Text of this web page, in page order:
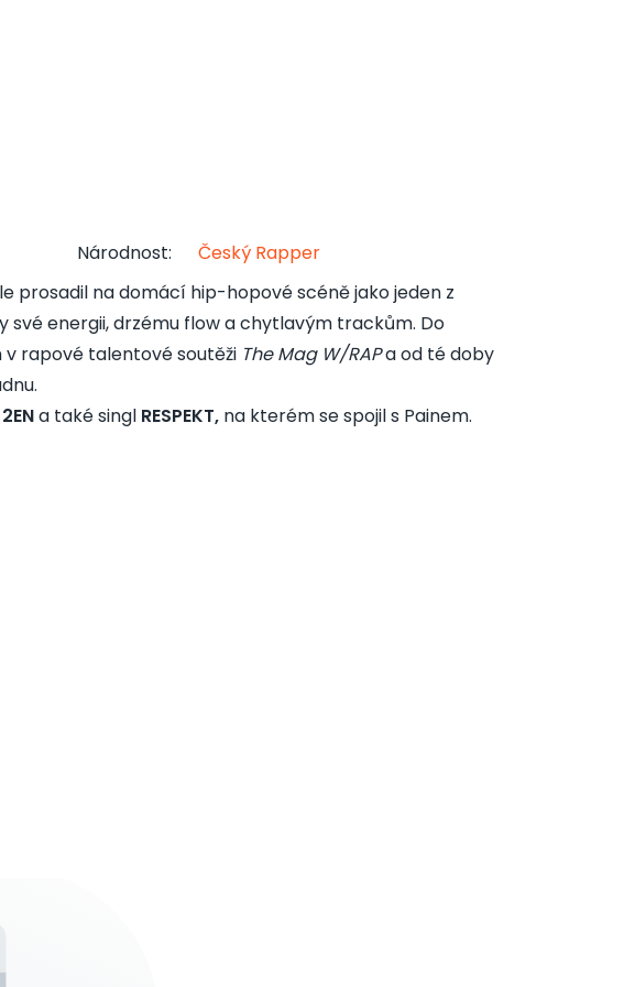
Národnost:
Český Rapper
prosadil na domácí hip-hopové scéně jako jeden z
své energii, drzému flow a chytlavým trackům. Do
rapové talentové soutěži The Mag W/RAPa od té doby
a také singlRESPEKT, na kterém se spojil s Painem.